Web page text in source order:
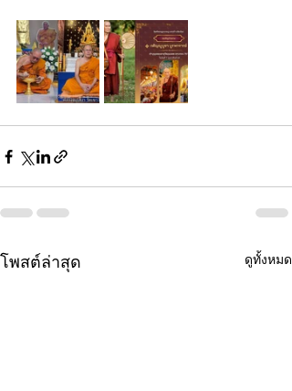
โพสต์ล่าสุด ดูทั้งหมด